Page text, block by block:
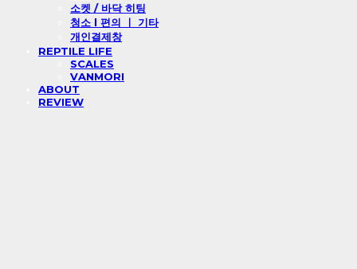
소켓 / 바닥 히팅
청소 l 편의 ㅣ 기타
개인결제창
REPTILE LIFE
SCALES
VANMORI
ABOUT
REVIEW